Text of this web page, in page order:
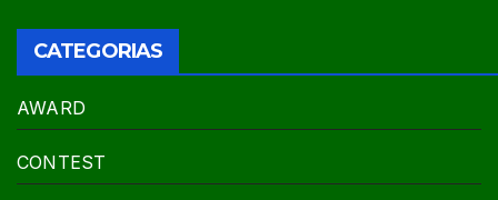
CATEGORIAS
AWARD
CONTEST